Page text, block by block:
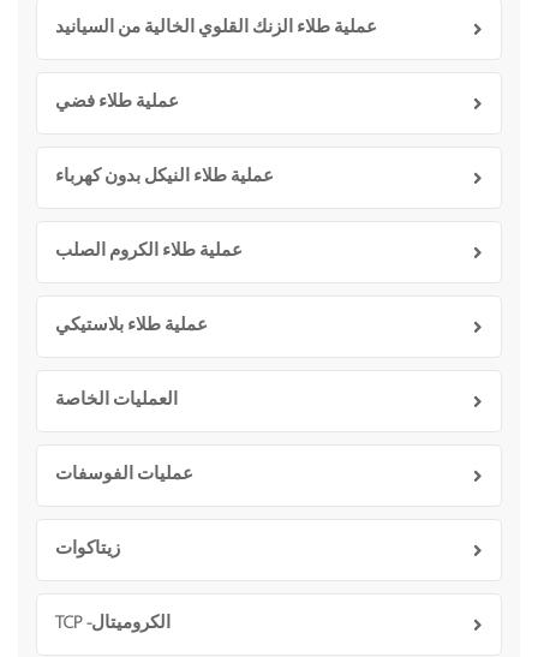
عملية طلاء الزنك القلوي الخالية من السيانيد
عملية طلاء فضي
عملية طلاء النيكل بدون كهرباء
عملية طلاء الكروم الصلب
عملية طلاء بلاستيكي
العمليات الخاصة
عمليات الفوسفات
زيتاكوات
الكروميتال- TCP